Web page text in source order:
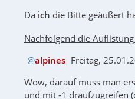
Da ich die Bitte geäußert
Nachfolgend die
alpines Freitag,
Wow, darauf muss man
und mit -1 draufzugreifen